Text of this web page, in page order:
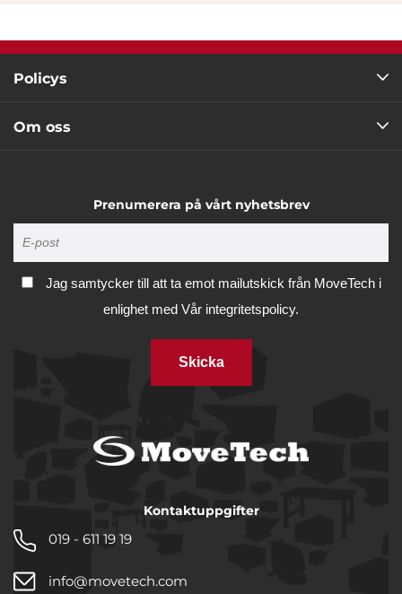
Policys
Om oss
Prenumerera på vårt nyhetsbrev
Jag samtycker till att ta emot mailutskick från MoveTech i
enlighet med Vår integritetspolicy.
Skicka
Kontaktuppgifter
019 - 611 19 19
info@movetech.com